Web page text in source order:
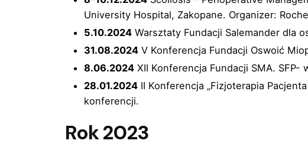
University Hospital, Zakopane. Organizer:
5.10.2024 Warsztaty Fundacji Salemander dla
31.08.2024 V Konferencja Fundacji Oswoić
8.06.2024 XII Konferencja Fundacji SMA.
28.01.2024 II Konferencja „Fizjoterapia
konferencji.
Rok 2023